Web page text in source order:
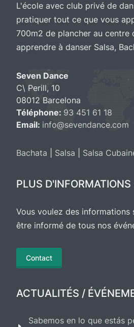
L'école avec club privé de
pratiquer tout ce que vous
700m2 de plancher au centre
apprendre à danser Salsa,
Seven Dance
C\ Perill, 10
08012 Barcelona
Téléphone: 93 451 61 18
Email: info@sevendance.com
Bachata Salsa Salsa
PLUS D'INFORMATIONS
Vous voulez des informations
être informé de tous nos
Contact
ACTUALITÉS /
Sabemos en lo que estás